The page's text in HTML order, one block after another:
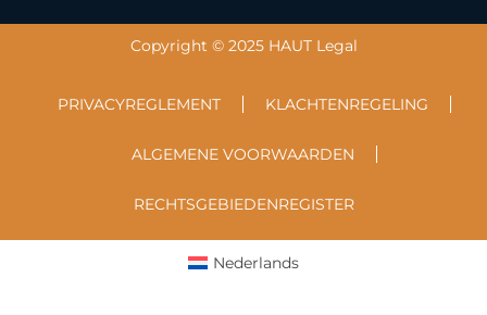
Copyright © 2025 HAUT Legal
PRIVACYREGLEMENT KLACHTENREGELING
ALGEMENE VOORWAARDEN
RECHTSGEBIEDENREGISTER
Nederlands